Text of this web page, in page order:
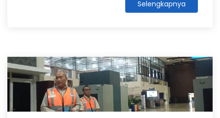
Selengkapnya